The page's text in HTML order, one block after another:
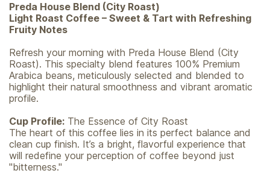
Preda House Blend (City Roast)
Light Roast Coffee – Sweet & Tart with Refreshing
Fruity Notes
Refresh your morning with Preda House Blend (City
Roast). This specialty blend features 100% Premium
Arabica beans, meticulously selected and blended to
highlight their natural smoothness and vibrant aromatic
profile.
Cup Profile: The Essence of City Roast
The heart of this coffee lies in its perfect balance and
clean cup finish. It’s a bright, flavorful experience that
will redefine your perception of coffee beyond just
"bitterness."